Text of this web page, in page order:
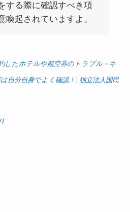
する際に確認すべき項
喚起されていますよ。
したホテルや航空券のトラブル－キ
自分自身でよく確認！│独立法人国民